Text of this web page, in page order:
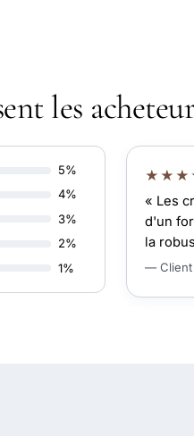
les
5%
4%
3%
2%
1%
« Les
d'un
la
— Client